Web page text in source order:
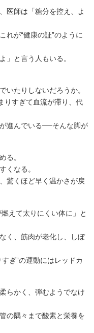
医師は「糖分を控え、よ
れが“健康の証”のように
」と言う人もいる。
いたりしないだろうか。
りすぎて血流が滞り、代
進んでいる──そんな脚が
る。
くなる。
驚くほど早く温かさが戻
えて太りにくい体に」と
く、筋肉が老化し、しぼ
ぎ”の運動にはレッドカ
らかく、弾むようでなけ
の隅々まで酸素と栄養を